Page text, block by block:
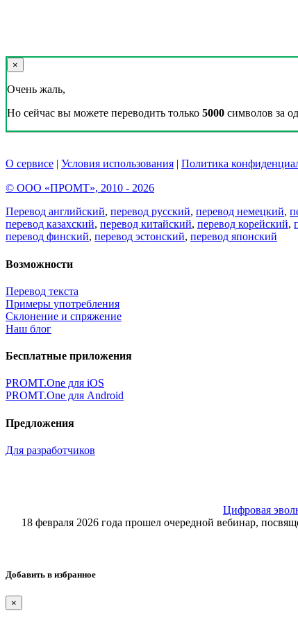
×
Очень жаль,
Но сейчас вы можете переводить только 5000 символов за
О сервисе | Условия использования | Политика
© ООО «ПРОМТ», 2010 - 2026
Перевод английский, перевод русский, перевод немецкий,
перевод казахский, перевод китайский, перевод корейский,
перевод финский, перевод эстонский, перевод японский
Возможности
Перевод текста
Примеры употребления
Склонение и спряжение
Наш блог
Бесплатные приложения
PROMT.One для iOS
PROMT.One для Android
Предложения
Для разработчиков
Цифровая
18 февраля 2026 года прошел очередной вебинар,
Добавить в избранное
×